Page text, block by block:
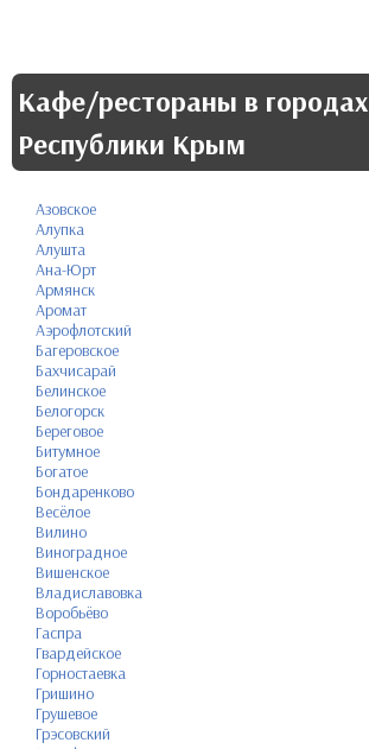
Кафе/рестораны в городах
Республики Крым
Азовское
Алупка
Алушта
Ана-Юрт
Армянск
Аромат
Аэрофлотский
Багеровское
Бахчисарай
Белинское
Белогорск
Береговое
Битумное
Богатое
Бондаренково
Весёлое
Вилино
Виноградное
Вишенское
Владиславовка
Воробьёво
Гаспра
Гвардейское
Горностаевка
Гришино
Грушевое
Грэсовский